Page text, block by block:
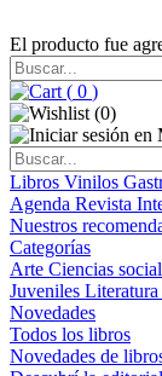
El producto fue
( 0 )
(0)
Libros Vinilos
Agenda Revista
Nuestros
Categorías
Arte Ciencias
Juveniles Literatura
Novedades
Todos los libros
Novedades de